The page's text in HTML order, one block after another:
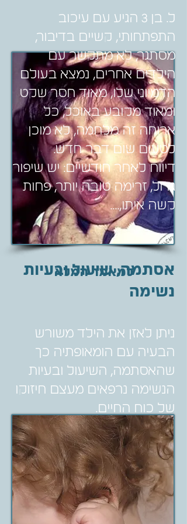
אסתמה, שיעול ובעיות
נשימה
ניתן לאזן את הילד משורש
הבעיה עם הומאופתיה כך
שהאסתמה, השיעול ובעיות
הנשימה נרפאים מעצם חיזוקו
של כוח החיים.
אסתמה , שיעול ובעיות נשימה
שונות לרוב נובעות מאלרגיה
אשר גורמת להפרשת ריר
צמיגי המופרש מדפנות קנה
הנשימה וחוסם את הקנה,
ל. בן 3 הגיע עם עיכוב
התפתחותי, קשיים בדיבור,
מסתגר, לא מתקשר עם
הילדים אחרים, נמצא בעולם
הדמיוני שלו, מאוד חסר שקט
ומאוד מקובע באוכל, כל
ארוחה זה מלחמה, לא מוכן
לטעום שום דבר חדש.
דיווח לאחר חודשיים: יש שיפור
גדול, זרימה טובה יותר, פחות
קשה איתו,....
למאמר המלא